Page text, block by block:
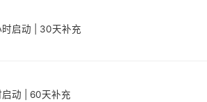
启动 | 30天补充
动 | 60天补充